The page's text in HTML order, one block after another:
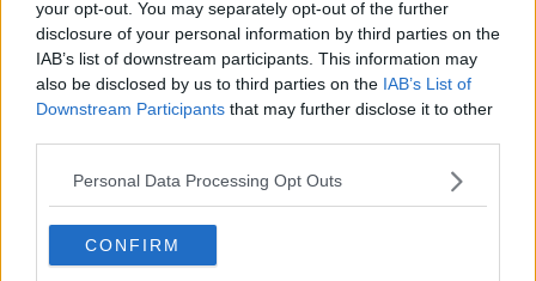
your opt-out. You may separately opt-out of the further
disclosure of your personal information by third parties on the
IAB’s list of downstream participants. This information may
also be disclosed by us to third parties on the IAB’s List of
Downstream Participants that may further disclose it to other
Personal Data Processing Opt Outs
CONFIRM
tessuto commerciale del centro storico e dell'intero territorio
comunale”, ha detto Luca Favilli. Il coordinatore sindacale ha
ricordato come il 2025 abbia rappresentato un anno di rilancio per il
Centro Commerciale Naturale di Calci, grazie a un nuovo consiglio
direttivo e a energie rinnovate che hanno permesso di organizzare
per i risultati ottenuti in quello che è stato un vero e proprio anno
zero. Se vogliamo continuare anche nel 2026 a far crescere le
attività e il territorio è fondamentale poter contare ancora sul pieno
sostegno dell'amministrazione comunale, finora mai venuto meno”,
ha aggiunto.